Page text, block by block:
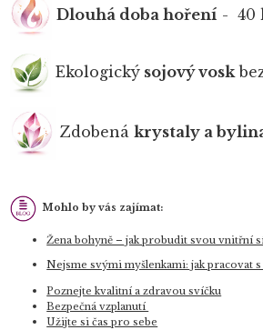
Dlouhá doba hoření - 40
Ekologický sojový vosk
Zdobenákrystaly a
Mohlo by vás zajímat:
Žena bohyně – jak probudit svou vnitřní
Nejsme svými myšlenkami: jak pracovat
Poznejte kvalitní a zdravou svíčku
Bezpečná vzplanutí
Užijte si čas pro sebe